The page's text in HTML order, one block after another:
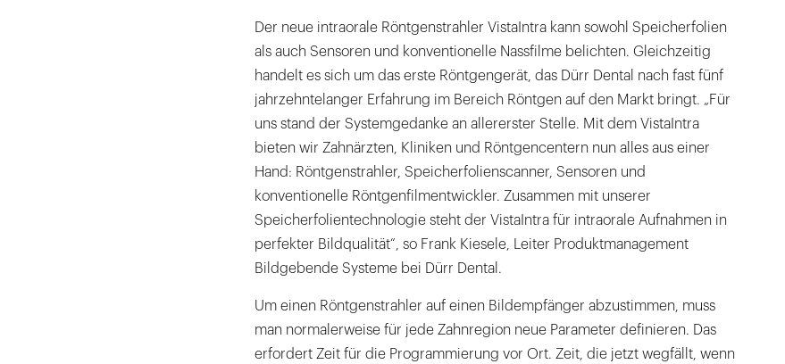
Der neue intraorale Röntgenstrahler VistaIntra kann sowohl Speicherfolien
als auch Sensoren und konventionelle Nassfilme belichten. Gleichzeitig
handelt es sich um das erste Röntgengerät, das Dürr Dental nach fast fünf
jahrzehntelanger Erfahrung im Bereich Röntgen auf den Markt bringt. „Für
uns stand der Systemgedanke an allererster Stelle. Mit dem VistaIntra
bieten wir Zahnärzten, Kliniken und Röntgencentern nun alles aus einer
Hand: Röntgenstrahler, Speicherfolienscanner, Sensoren und
konventionelle Röntgenfilmentwickler. Zusammen mit unserer
Speicherfolientechnologie steht der VistaIntra für intraorale Aufnahmen in
perfekter Bildqualität“, so Frank Kiesele, Leiter Produktmanagement
Bildgebende Systeme bei Dürr Dental.
Um einen Röntgenstrahler auf einen Bildempfänger abzustimmen, muss
man normalerweise für jede Zahnregion neue Parameter definieren. Das
erfordert Zeit für die Programmierung vor Ort. Zeit, die jetzt wegfällt, wenn